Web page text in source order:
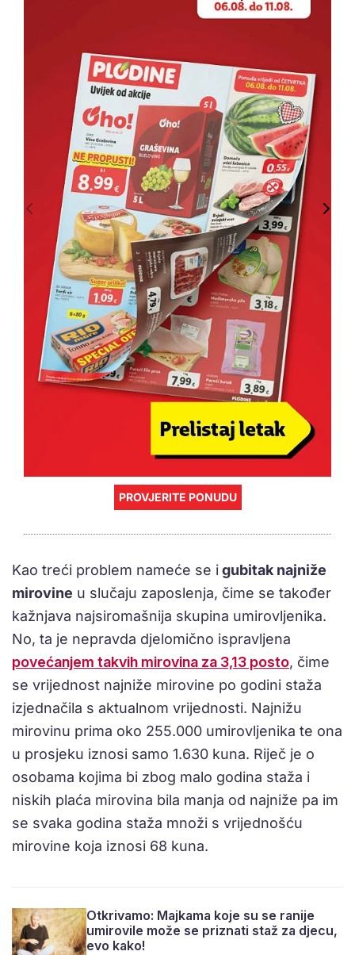
PROVJERITE PONUDU
Kao treći problem nameće se igubitak najniže
mirovine u slučaju zaposlenja, čime se također
kažnjava najsiromašnija skupina umirovljenika.
No, ta je nepravda djelomično ispravljena
povećanjem takvih mirovina za 3,13 posto, čime
se vrijednost najniže mirovine po godini staža
izjednačila s aktualnom vrijednosti. Najnižu
mirovinu prima oko 255.000 umirovljenika te ona
u prosjeku iznosi samo 1.630 kuna. Riječ je o
osobama kojima bi zbog malo godina staža i
niskih plaća mirovina bila manja od najniže pa im
se svaka godina staža množi s vrijednošću
mirovine koja iznosi 68 kuna.
Otkrivamo: Majkama koje su se ranije
umirovile može se priznati staž za djecu,
evo kako!